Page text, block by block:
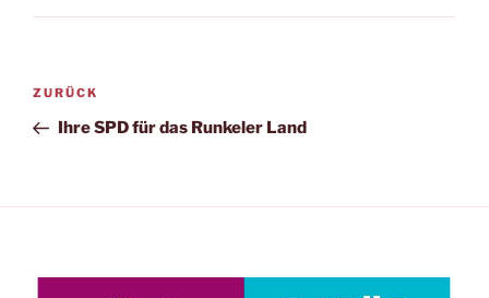
Beitragsnavigation
Vorheriger
Beitrag
ZURÜCK
Ihre SPD für das Runkeler Land